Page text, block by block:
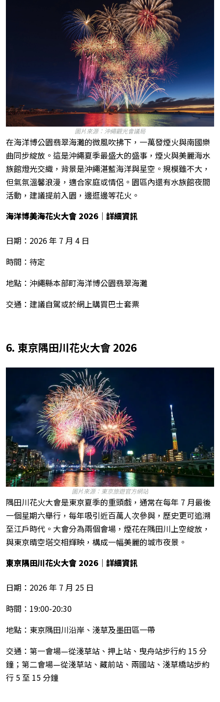
圖片來源：沖繩觀光會議局
在海洋博公園翡翠海灘的微風吹拂下，一萬發煙火與南國樂
曲同步綻放。這是沖繩夏季最盛大的盛事，煙火與美麗海水
族館燈光交織，背景是沖繩湛藍海洋與星空。規模雖不大，
但氣氛溫馨浪漫，適合家庭或情侶。園區內還有水族館夜間
活動，建議提前入園，邊逛邊等花火。
海洋博美海花火大會 2026 ｜詳細資訊
日期：2026 年 7 月 4 日
時間：待定
地點：沖繩縣本部町海洋博公園翡翠海灘
交通：建議自駕或於網上購買巴士套票
6. 東京隅田川花火大會 2026
圖片來源：東京旅遊官方網站
隅田川花火大會是東京夏季的重頭戲，通常在每年 7 月最後
一個星期六舉行，每年吸引近百萬人次參與，歷史更可追溯
至江戶時代。大會分為兩個會場，煙花在隅田川上空綻放，
與東京晴空塔交相輝映，構成一幅美麗的城市夜景。
東京隅田川花火大會 2026 ｜詳細資訊
日期：2026 年 7 月 25 日
時間：19:00-20:30
地點：東京隅田川沿岸、淺草及墨田區一帶
交通：第一會場—從淺草站、押上站、曳舟站步行約 15 分
鐘；第二會場—從淺草站、藏前站、兩國站、淺草橋站步約
行 5 至 15 分鐘